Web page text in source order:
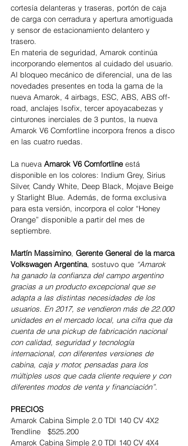
cortesía delanteras y traseras, portón de caja
de carga con cerradura y apertura amortiguada
y sensor de estacionamiento delantero y
trasero.
En materia de seguridad, Amarok continúa
incorporando elementos al cuidado del usuario.
Al bloqueo mecánico de diferencial, una de las
novedades presentes en toda la gama de la
nueva Amarok, 4 airbags, ESC, ABS, ABS off-
road, anclajes Isofix, tercer apoyacabezas y
cinturones inerciales de 3 puntos, la nueva
Amarok V6 Comfortline incorpora frenos a disco
en las cuatro ruedas.
La nueva Amarok V6 Comfortline está
disponible en los colores: Indium Grey, Sirius
Silver, Candy White, Deep Black, Mojave Beige
y Starlight Blue. Además, de forma exclusiva
para esta versión, incorpora el color “Honey
Orange” disponible a partir del mes de
septiembre.
Martín Massimino, Gerente General de la marca
Volkswagen Argentina, sostuvo que “Amarok
ha ganado la confianza del campo argentino
gracias a un producto excepcional que se
adapta a las distintas necesidades de los
usuarios. En 2017, se vendieron más de 22.000
unidades en el mercado local, una cifra que da
cuenta de una pickup de fabricación nacional
con calidad, seguridad y tecnología
internacional, con diferentes versiones de
cabina, caja y motor, pensadas para los
múltiples usos que cada cliente requiere y con
diferentes modos de venta y financiación”.
PRECIOS
Amarok Cabina Simple 2.0 TDI 140 CV 4X2
Trendline   $525.200
Amarok Cabina Simple 2.0 TDI 140 CV 4X4